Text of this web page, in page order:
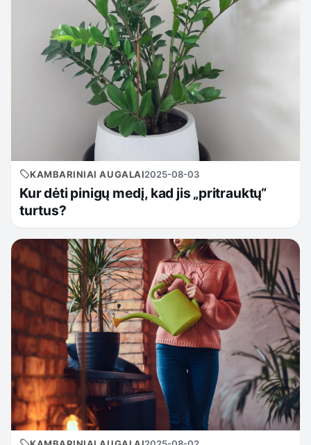
KAMBARINIAI AUGALAI2025-08-03
Kur dėti pinigų medį, kad jis „pritrauktų“
turtus?